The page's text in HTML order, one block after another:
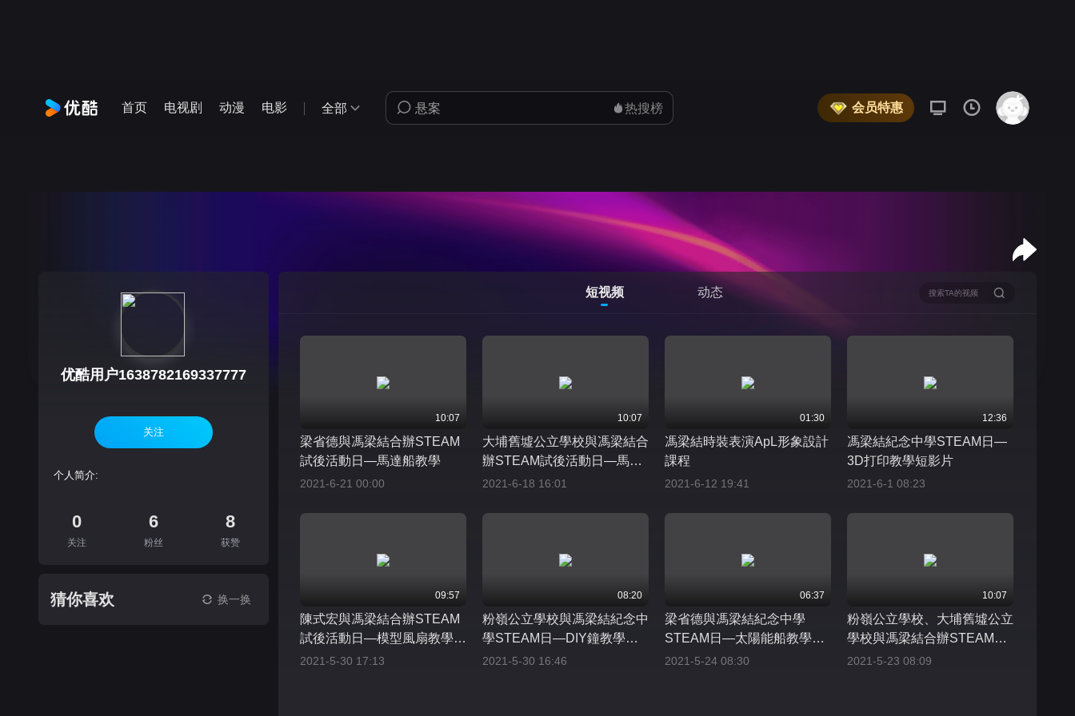
首页 电视剧 动漫 电影 全部 热搜榜 会员特惠
优酷用户1638782169337777
关注
个人简介:
0
关注
6
粉丝
8
获赞
猜你喜欢 换一换
短视频 动态
10:07
梁省德與馮梁結合辦STEAM
試後活動日—馬達船教學
2021-6-21 00:00
10:07
大埔舊墟公立學校與馮梁結合
辦STEAM試後活動日—馬達
船教學
2021-6-18 16:01
01:30
馮梁結時裝表演ApL形象設計
課程
2021-6-12 19:41
12:36
馮梁結紀念中學STEAM日—
3D打印教學短影片
2021-6-1 08:23
09:57
陳式宏與馮梁結合辦STEAM
試後活動日—模型風扇教學影
片
2021-5-30 17:13
08:20
粉嶺公立學校與馮梁結紀念中
學STEAM日—DIY鐘教學影
片
2021-5-30 16:46
06:37
梁省德與馮梁結紀念中學
STEAM日—太陽能船教學影
片
2021-5-24 08:30
10:07
粉嶺公立學校、大埔舊墟公立
學校與馮梁結合辦STEAM試
後活動日—馬達船教學
2021-5-23 08:09